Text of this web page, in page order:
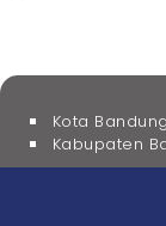
Kota Bandung
Kabupaten